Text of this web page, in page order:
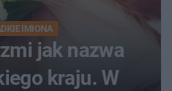
IMIONA
jak nazwa
kraju. W